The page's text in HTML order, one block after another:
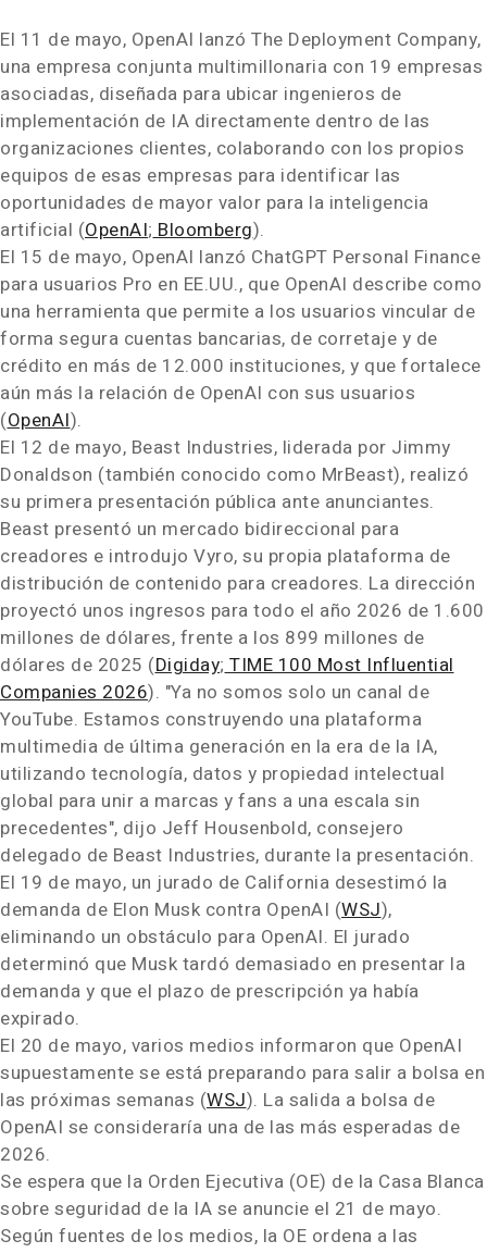
El 11 de mayo, OpenAI lanzó The Deployment Company,
una empresa conjunta multimillonaria con 19 empresas
asociadas, diseñada para ubicar ingenieros de
implementación de IA directamente dentro de las
organizaciones clientes, colaborando con los propios
equipos de esas empresas para identificar las
oportunidades de mayor valor para la inteligencia
artificial (OpenAI;Bloomberg).
El 15 de mayo, OpenAI lanzó ChatGPT Personal Finance
para usuarios Pro en EE.UU., que OpenAI describe como
una herramienta que permite a los usuarios vincular de
forma segura cuentas bancarias, de corretaje y de
crédito en más de 12.000 instituciones, y que fortalece
aún más la relación de OpenAI con sus usuarios
(OpenAI).
El 12 de mayo, Beast Industries, liderada por Jimmy
Donaldson (también conocido como MrBeast), realizó
su primera presentación pública ante anunciantes.
Beast presentó un mercado bidireccional para
creadores e introdujo Vyro, su propia plataforma de
distribución de contenido para creadores. La dirección
proyectó unos ingresos para todo el año 2026 de 1.600
millones de dólares, frente a los 899 millones de
dólares de 2025 (Digiday;TIME 100 Most Influential
Companies 2026). "Ya no somos solo un canal de
YouTube. Estamos construyendo una plataforma
multimedia de última generación en la era de la IA,
utilizando tecnología, datos y propiedad intelectual
global para unir a marcas y fans a una escala sin
precedentes", dijo Jeff Housenbold, consejero
delegado de Beast Industries, durante la presentación.
El 19 de mayo, un jurado de California desestimó la
demanda de Elon Musk contra OpenAI (WSJ),
eliminando un obstáculo para OpenAI. El jurado
determinó que Musk tardó demasiado en presentar la
demanda y que el plazo de prescripción ya había
expirado.
El 20 de mayo, varios medios informaron que OpenAI
supuestamente se está preparando para salir a bolsa en
las próximas semanas (WSJ). La salida a bolsa de
OpenAI se consideraría una de las más esperadas de
2026.
Se espera que la Orden Ejecutiva (OE) de la Casa Blanca
sobre seguridad de la IA se anuncie el 21 de mayo.
Según fuentes de los medios, la OE ordena a las